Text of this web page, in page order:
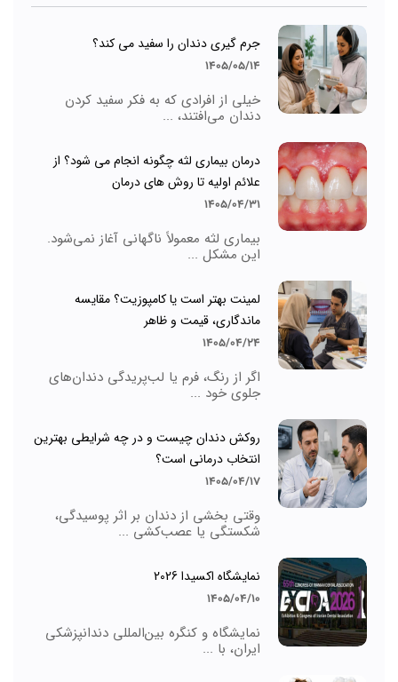
جرم گیری دندان را سفید می کند؟
1405/05/14
خیلی از افرادی که به فکر سفید کردن
دندان می‌افتند، ...
درمان بیماری لثه چگونه انجام می شود؟ از
علائم اولیه تا روش های درمان
1405/04/31
بیماری لثه معمولاً ناگهانی آغاز نمی‌شود.
این مشکل ...
لمینت بهتر است یا کامپوزیت؟ مقایسه
ماندگاری، قیمت و ظاهر
1405/04/24
اگر از رنگ، فرم یا لب‌پریدگی دندان‌های
جلوی خود ...
روکش دندان چیست و در چه شرایطی بهترین
انتخاب درمانی است؟
1405/04/17
وقتی بخشی از دندان بر اثر پوسیدگی،
شکستگی یا عصب‌کشی ...
نمایشگاه اکسیدا 2026
1405/04/10
نمایشگاه و کنگره بین‌المللی دندانپزشکی
ایران، با ...